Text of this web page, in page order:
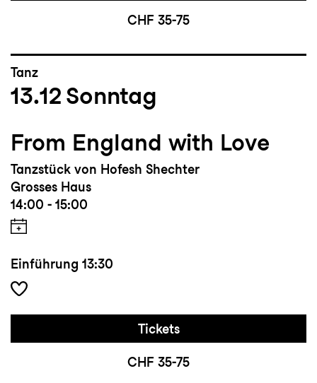
CHF 35-75
Tanz
13.12 Sonntag
From England with Love
Tanzstück von Hofesh Shechter
Grosses Haus
14:00 - 15:00
Einführung 13:30
Tickets
CHF 35-75